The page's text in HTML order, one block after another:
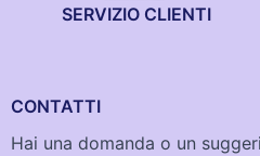
SERVIZIO CLIENTI
CONTATTI
Hai una domanda o un